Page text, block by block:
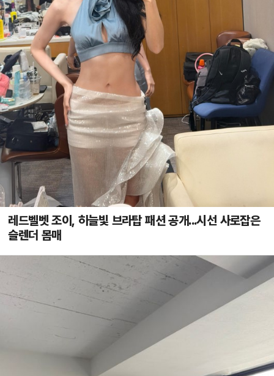
레드벨벳 조이, 하늘빛 브라탑 패션 공개...시선 사로잡은
슬렌더 몸매